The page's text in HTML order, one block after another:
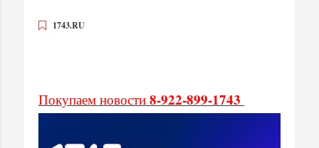
1743.RU
Покупаем новости 8-922-899-1743